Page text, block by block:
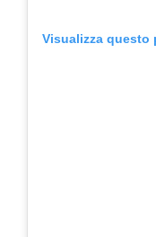
Visualizza questo